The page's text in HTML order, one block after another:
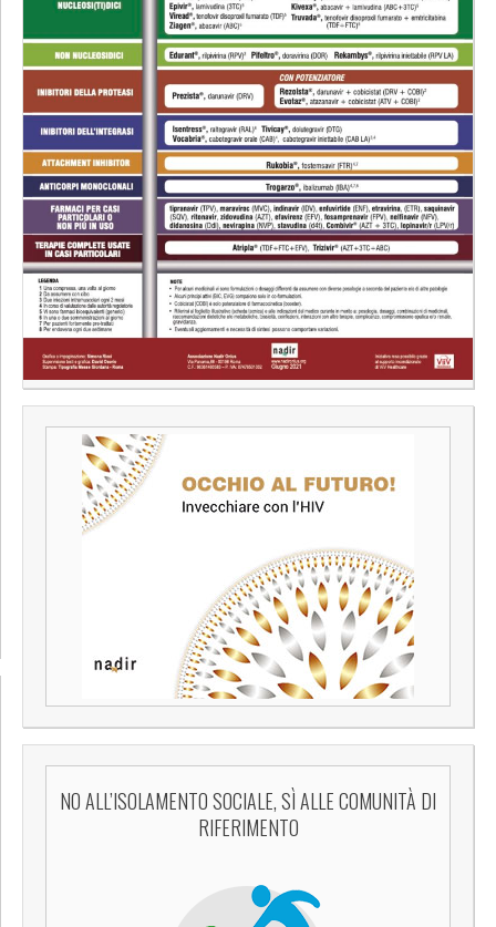
NO ALL’ISOLAMENTO SOCIALE, SÌ ALLE COMUNITÀ DI
RIFERIMENTO